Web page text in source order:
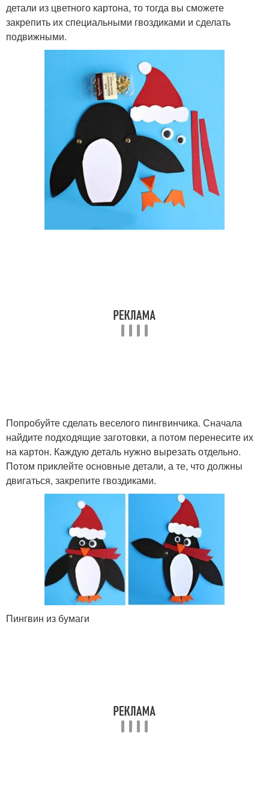
детали из цветного картона, то тогда вы сможете
закрепить их специальными гвоздиками и сделать
подвижными.
Попробуйте сделать веселого пингвинчика. Сначала
найдите подходящие заготовки, а потом перенесите их
на картон. Каждую деталь нужно вырезать отдельно.
Потом приклейте основные детали, а те, что должны
двигаться, закрепите гвоздиками.
Пингвин из бумаги